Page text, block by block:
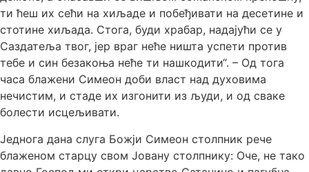
ти ћеш их сећи на хиљаде и побеђивати на десетине и
стотине хиљада. Стога, буди храбар, надајући се у
Саздатеља твог, јер враг неће ништа успети против
тебе и син безакоња неће ти нашкодити“. – Од тога
часа блажени Симеон доби власт над духовима
нечистим, и стаде их изгонити из људи, и од сваке
болести исцељивати.
Једнога дана слуга Божји Симеон столпник рече
блаженом старцу свом Јовану столпнику: Оче, не тако